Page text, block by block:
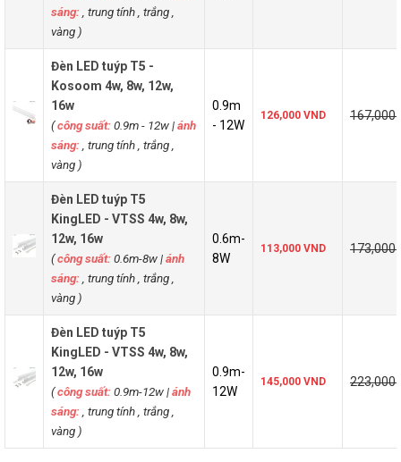
sáng: , trung tính , trắng ,
vàng )
Đèn LED tuýp T5 -
Kosoom 4w, 8w, 12w,
16w
(công suất:0.9m - 12w|ánh
sáng: , trung tính , trắng ,
vàng )
0.9m
- 12W
126,000 VND 167,000
Đèn LED tuýp T5
KingLED - VTSS 4w, 8w,
12w, 16w
(công suất:0.6m-8w|ánh
sáng: , trung tính , trắng ,
vàng )
0.6m-
8W
113,000 VND 173,000
Đèn LED tuýp T5
KingLED - VTSS 4w, 8w,
12w, 16w
(công suất:0.9m-12w|ánh
sáng: , trung tính , trắng ,
vàng )
0.9m-
12W
145,000 VND 223,000